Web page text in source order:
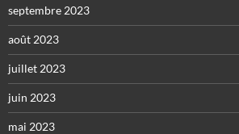
septembre 2023
août 2023
juillet 2023
juin 2023
mai 2023